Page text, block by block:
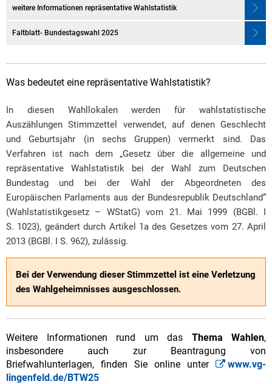
weitere Informationen repräsentative Wahlstatistik
Faltblatt- Bundestagswahl 2025
Was bedeutet eine repräsentative Wahlstatistik?
In diesen Wahllokalen werden für wahlstatistische
Auszählungen Stimmzettel verwendet, auf de­nen Geschlecht
und Geburtsjahr (in sechs Gruppen) vermerkt sind. Das
Verfahren ist nach dem „Gesetz über die allgemeine und
repräsentative Wahlstatistik bei der Wahl zum Deutschen
Bundestag und bei der Wahl der Abgeordneten des
Europäischen Parlaments aus der Bundesrepublik Deutschland“
(Wahlstatistikgesetz – WStatG) vom 21. Mai 1999 (BGBl. I
S. 1023), geändert durch Artikel 1a des Gesetzes vom 27. April
2013 (BGBl. I S. 962), zulässig.
Bei der Verwendung dieser Stimmzettel ist eine Verletzung
des Wahlgeheimnisses ausgeschlossen.
Weitere Informationen rund um das Thema Wahlen,
insbesondere auch zur Beantragung von
Briefwahlunterlagen, finden Sie online unter
www.vg-
lingenfeld.de/BTW25